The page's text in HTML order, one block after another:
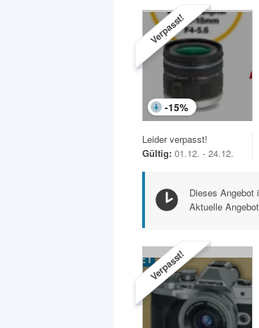
Verpasst!
-15%
Leider verpasst!
Gültig: 01.12. - 24.12.
Dieses Angebot
Aktuelle
Verpasst!